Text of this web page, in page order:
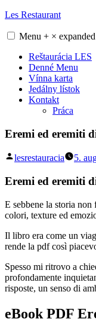
Skip
content
Les Restaurant
Menu + × expanded
Reštaurácia LES
Denné Menu
Vínna karta
Jedálny lístok
Kontakt
Práca
Eremi ed eremiti
Posted
lesrestauracia 5.
Eremi ed eremiti
E sebbene la storia
colori, texture ed
Il libro era come un
rende la pdf così
Spesso mi ritrovo a
profondamente
risposte, un senso di
eBook PDF